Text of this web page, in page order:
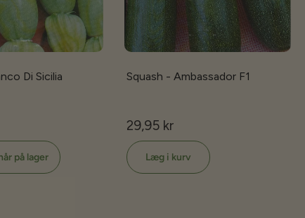
Di Sicilia
på lager
Squash - Ambassador F1
29,95 kr
Læg i kurv